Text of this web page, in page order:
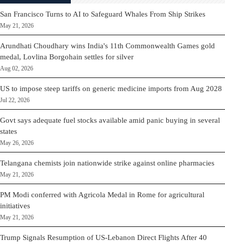
San Francisco Turns to AI to Safeguard Whales From Ship Strikes
May 21, 2026
Arundhati Choudhary wins India's 11th Commonwealth Games gold
medal, Lovlina Borgohain settles for silver
Aug 02, 2026
US to impose steep tariffs on generic medicine imports from Aug 2028
Jul 22, 2026
Govt says adequate fuel stocks available amid panic buying in several
states
May 26, 2026
Telangana chemists join nationwide strike against online pharmacies
May 21, 2026
PM Modi conferred with Agricola Medal in Rome for agricultural
initiatives
May 21, 2026
Trump Signals Resumption of US-Lebanon Direct Flights After 40